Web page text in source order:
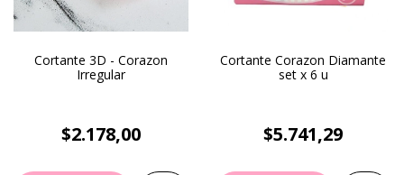
Cortante 3D - Corazon
Irregular
$2.178,00
Cortante Corazon Diamante
set x 6 u
$5.741,29